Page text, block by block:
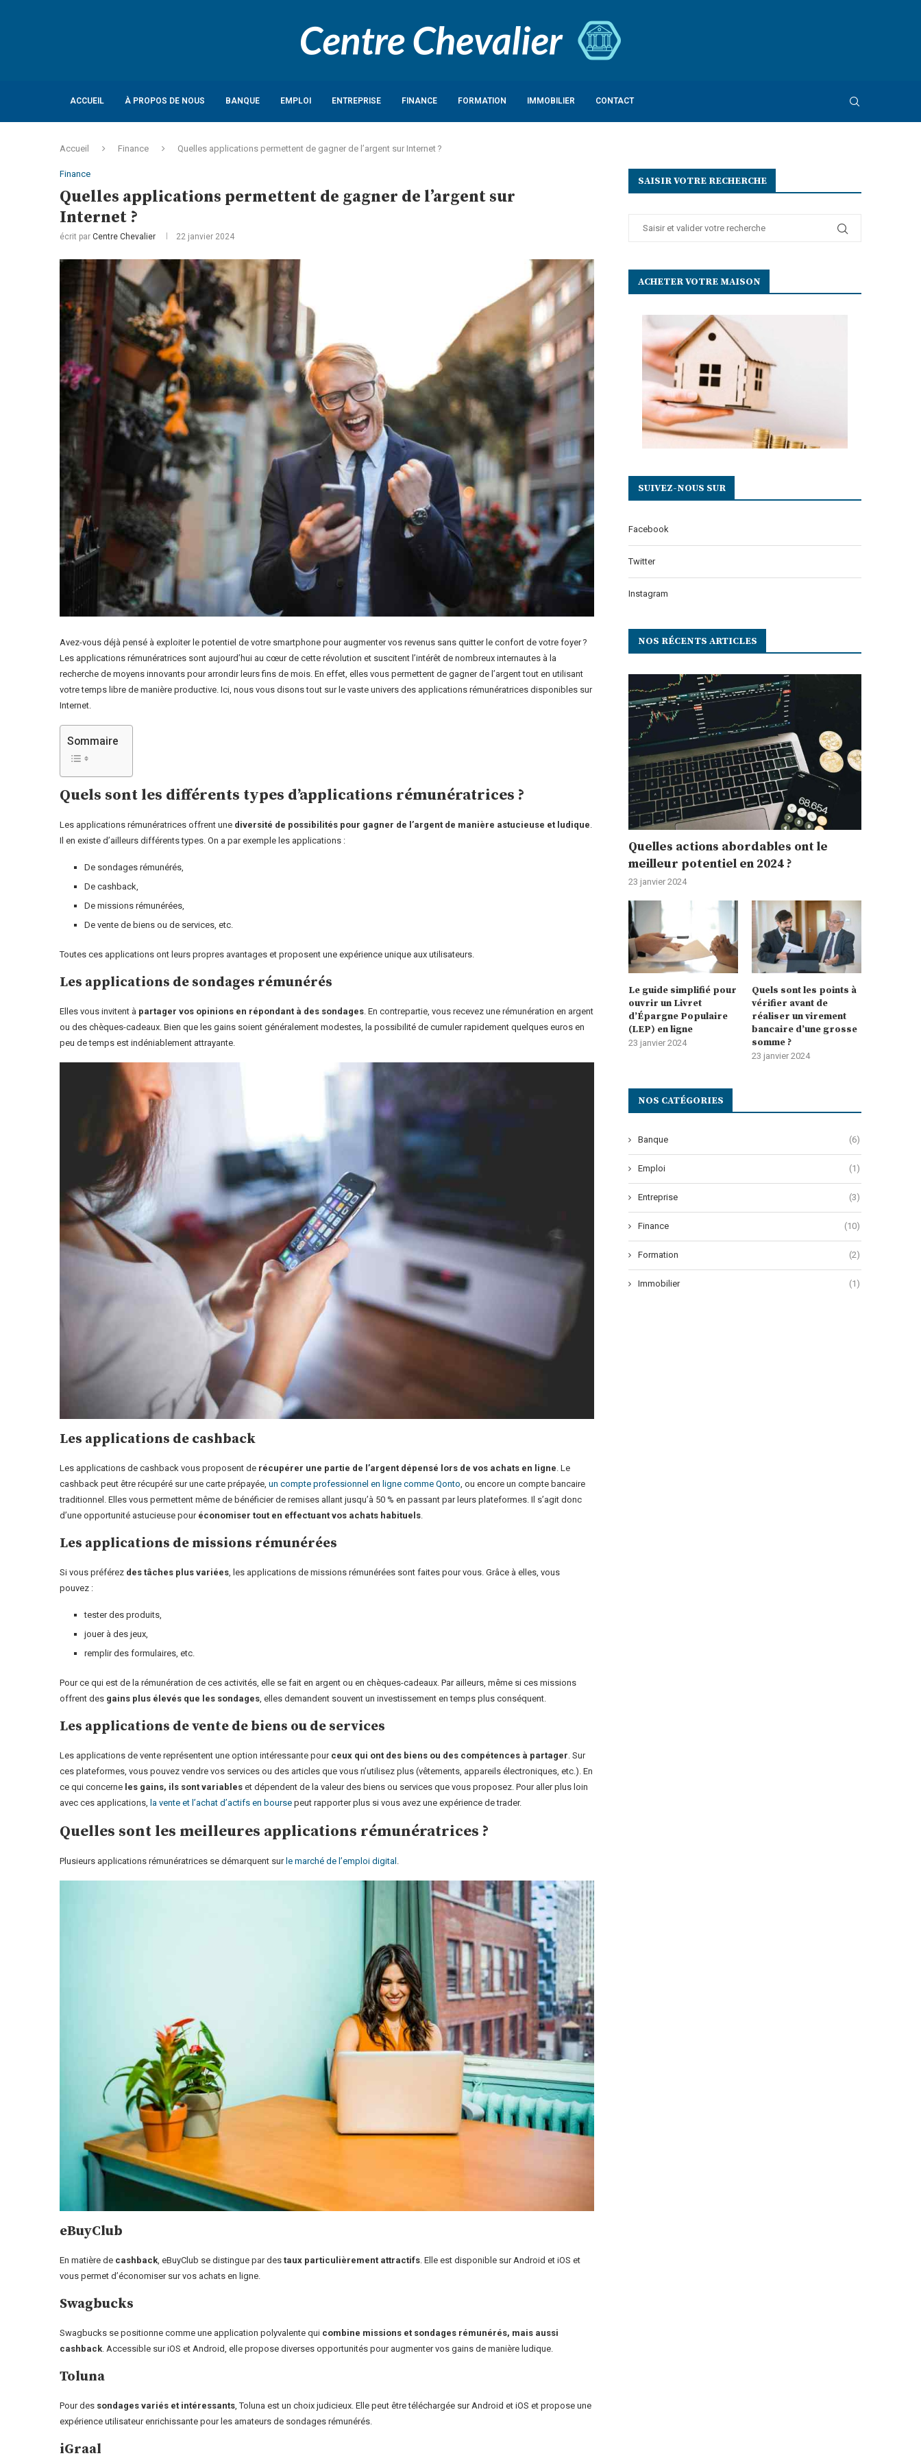
ACCUEIL À PROPOS DE NOUS BANQUE EMPLOI ENTREPRISE FINANCE FORMATION IMMOBILIER CONTACT
Accueil Finance Quelles applications permettent de gagner de l’argent sur Internet ?
Finance
Quelles applications permettent de gagner de l’argent sur
Internet ?
écrit par Centre Chevalier 22 janvier 2024
Avez-vous déjà pensé à exploiter le potentiel de votre smartphone pour augmenter vos revenus sans quitter le confort de votre foyer ?
Les applications rémunératrices sont aujourd’hui au cœur de cette révolution et suscitent l’intérêt de nombreux internautes à la
recherche de moyens innovants pour arrondir leurs fins de mois. En effet, elles vous permettent de gagner de l’argent tout en utilisant
votre temps libre de manière productive. Ici, nous vous disons tout sur le vaste univers des applications rémunératrices disponibles sur
Internet.
Sommaire
Quels sont les différents types d’applications rémunératrices ?
Les applications rémunératrices offrent une diversité de possibilités pour gagner de l’argent de manière astucieuse et ludique
Il en existe d’ailleurs différents types. On a par exemple les applications :
De sondages rémunérés,
De cashback,
De missions rémunérées,
De vente de biens ou de services, etc.
Toutes ces applications ont leurs propres avantages et proposent une expérience unique aux utilisateurs.
Les applications de sondages rémunérés
Elles vous invitent à partager vos opinions en répondant à des sondages . En contrepartie, vous recevez une rémunération en argent
ou des chèques-cadeaux. Bien que les gains soient généralement modestes, la possibilité de cumuler rapidement quelques euros en
peu de temps est indéniablement attrayante.
Les applications de cashback
Les applications de cashback vous proposent de récupérer une partie de l’argent dépensé lors de vos achats en ligne. Le
cashback peut être récupéré sur une carte prépayée, un compte professionnel en ligne comme Qonto, ou encore un compte bancaire
traditionnel. Elles vous permettent même de bénéficier de remises allant jusqu’à 50 % en passant par leurs plateformes. Il s’agit donc
d’une opportunité astucieuse pour économiser tout en effectuant vos achats habituels.
Les applications de missions rémunérées
Si vous préférez des tâches plus variées, les applications de missions rémunérées sont faites pour vous. Grâce à elles, vous
pouvez :
tester des produits,
jouer à des jeux,
remplir des formulaires, etc.
Pour ce qui est de la rémunération de ces activités, elle se fait en argent ou en chèques-cadeaux. Par ailleurs, même si ces missions
offrent des gains plus élevés que les sondages, elles demandent souvent un investissement en temps plus conséquent.
Les applications de vente de biens ou de services
Les applications de vente représentent une option intéressante pour ceux qui ont des biens ou des compétences à partager. Sur
ces plateformes, vous pouvez vendre vos services ou des articles que vous n’utilisez plus (vêtements, appareils électroniques, etc.). En
ce qui concerne les gains, ils sont variables et dépendent de la valeur des biens ou services que vous proposez. Pour aller plus loin
avec ces applications, la vente et l’achat d’actifs en bourse peut rapporter plus si vous avez une expérience de trader.
Quelles sont les meilleures applications rémunératrices ?
Plusieurs applications rémunératrices se démarquent sur le marché de l’emploi digital .
eBuyClub
En matière de cashback, eBuyClub se distingue par des taux particulièrement attractifs. Elle est disponible sur Android et iOS et
vous permet d’économiser sur vos achats en ligne.
Swagbucks
Swagbucks se positionne comme une application polyvalente qui combine missions et sondages rémunérés, mais aussi
cashback. Accessible sur iOS et Android, elle propose diverses opportunités pour augmenter vos gains de manière ludique.
Toluna
Pour des sondages variés et intéressants, Toluna est un choix judicieux. Elle peut être téléchargée sur Android et iOS et propose une
expérience utilisateur enrichissante pour les amateurs de sondages rémunérés.
iGraal
SAISIR VOTRE RECHERCHE
ACHETER VOTRE MAISON
SUIVEZ-NOUS SUR
Facebook
Twitter
Instagram
NOS RÉCENTS ARTICLES
Quelles actions abordables ont le
meilleur potentiel en 2024 ?
23 janvier 2024
Le guide simplifié pour
ouvrir un Livret
d’Épargne Populaire
(LEP) en ligne
23 janvier 2024
Quels sont les points à
vérifier avant de
réaliser un virement
bancaire d’une grosse
somme ?
23 janvier 2024
NOS CATÉGORIES
Banque (6)
Emploi (1)
Entreprise (3)
Finance (10)
Formation (2)
Immobilier (1)